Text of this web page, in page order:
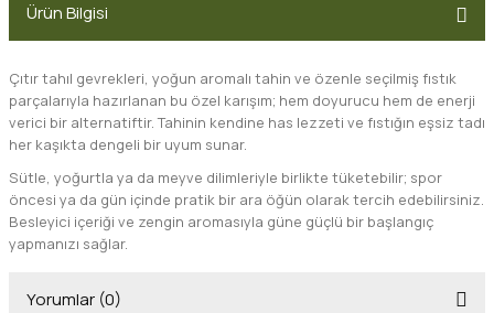
Ürün Bilgisi
Çıtır tahıl gevrekleri, yoğun aromalı tahin ve özenle seçilmiş fıstık
parçalarıyla hazırlanan bu özel karışım; hem doyurucu hem de enerji
verici bir alternatiftir. Tahinin kendine has lezzeti ve fıstığın eşsiz tadı
her kaşıkta dengeli bir uyum sunar.
Sütle, yoğurtla ya da meyve dilimleriyle birlikte tüketebilir; spor
öncesi ya da gün içinde pratik bir ara öğün olarak tercih edebilirsiniz.
Besleyici içeriği ve zengin aromasıyla güne güçlü bir başlangıç
yapmanızı sağlar.
Yorumlar (0)